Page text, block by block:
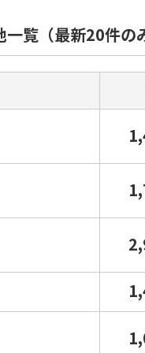
一覧（最新20件の